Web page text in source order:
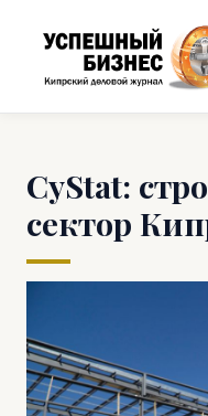
СyStat:
сектор